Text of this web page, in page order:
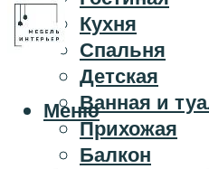
Кухня
Спальня
Детская
Ванная и
Прихожая
Балкон
Меню